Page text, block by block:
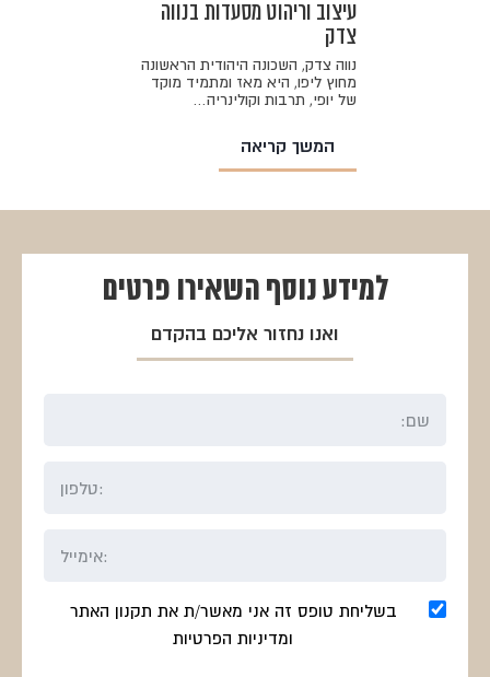
עיצוב וריהוט מסעדות בנווה
צדק
נווה צדק, השכונה היהודית הראשונה
מחוץ ליפו, היא מאז ומתמיד מוקד
של יופי, תרבות וקולינריה…
המשך קריאה
למידע נוסף השאירו פרטים
ואנו נחזור אליכם בהקדם
בשליחת טופס זה אני מאשר/ת את תקנון האתר
ומדיניות הפרטיות